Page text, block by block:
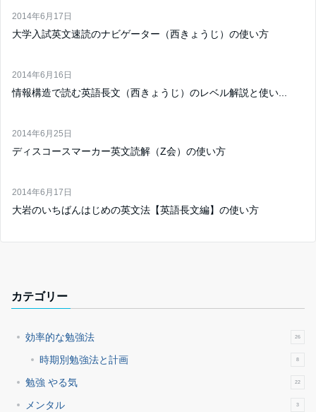
2014年6月17日
大学入試英文速読のナビゲーター（西きょうじ）の使い方
2014年6月16日
情報構造で読む英語長文（西きょうじ）のレベル解説と使い...
2014年6月25日
ディスコースマーカー英文読解（Z会）の使い方
2014年6月17日
大岩のいちばんはじめの英文法【英語長文編】の使い方
カテゴリー
効率的な勉強法 26
時期別勉強法と計画 8
勉強 やる気 22
メンタル 3